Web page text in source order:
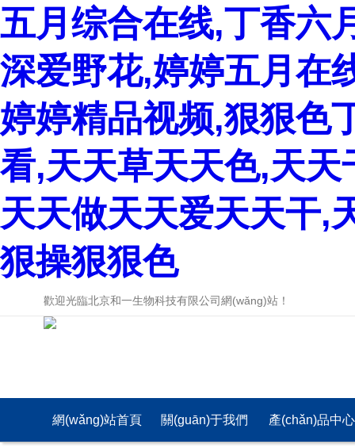
五月综合在线,丁香六
深爱野花,婷婷五月在
婷婷精品视频,狠狠色
看,天天草天天色,天
天天做天天爱天天干,
狠操狠狠色
歡迎光臨北京和一生物科技有限公司網(wǎng)站！
網(wǎng)站首頁 關(guān)于我們 產(chǎn)品中心